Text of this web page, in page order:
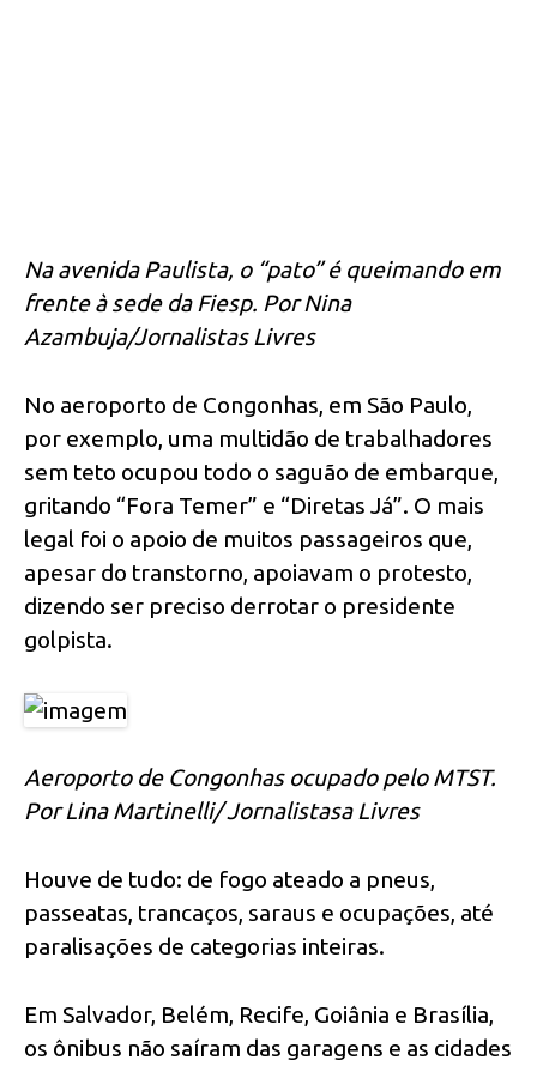
Na avenida Paulista, o “pato” é queimando em
frente à sede da Fiesp. Por Nina
Azambuja/Jornalistas Livres
No aeroporto de Congonhas, em São Paulo,
por exemplo, uma multidão de trabalhadores
sem teto ocupou todo o saguão de embarque,
gritando “Fora Temer” e “Diretas Já”. O mais
legal foi o apoio de muitos passageiros que,
apesar do transtorno, apoiavam o protesto,
dizendo ser preciso derrotar o presidente
golpista.
Aeroporto de Congonhas ocupado pelo MTST.
Por Lina Martinelli/ Jornalistasa Livres
Houve de tudo: de fogo ateado a pneus,
passeatas, trancaços, saraus e ocupações, até
paralisações de categorias inteiras.
Em Salvador, Belém, Recife, Goiânia e Brasília,
os ônibus não saíram das garagens e as cidades